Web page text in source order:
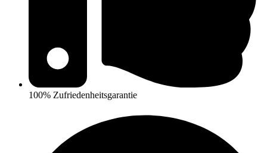
100% Zufriedenheitsgarantie